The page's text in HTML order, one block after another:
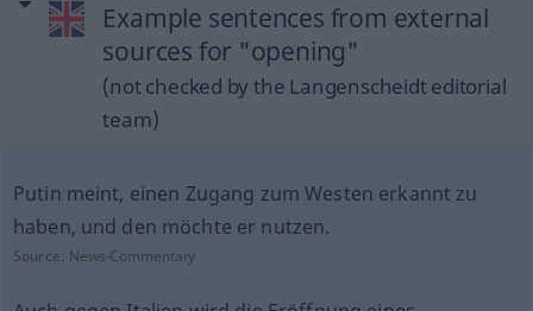
Example sentences from external
sources for "opening"
(not checked by the Langenscheidt editorial
team)
Putin meint, einen Zugang zum Westen erkannt zu
haben, und den möchte er nutzen.
Source: News-Commentary